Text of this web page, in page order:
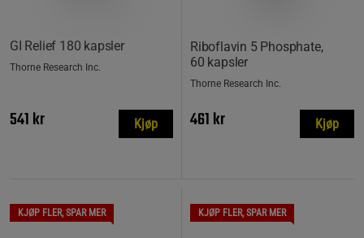
GI Relief 180 kapsler
Thorne Research Inc.
541 kr Kjøp
Riboflavin 5 Phosphate,
60 kapsler
Thorne Research Inc.
461 kr Kjøp
KJØP FLER, SPAR MER KJØP FLER, SPAR MER